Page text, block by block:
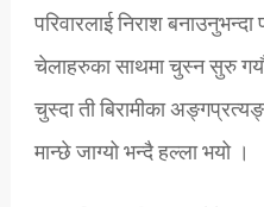
परिवारलाई निराश
चेलाहरुका साथमा चुस्न सुरु
चुस्दा ती बिरामीका
मान्छे जाग्यो भन्दै हल्ला भयो ।